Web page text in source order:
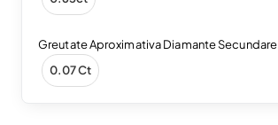
Greutate Aproximativa Diamante Secundare
0.07 Ct